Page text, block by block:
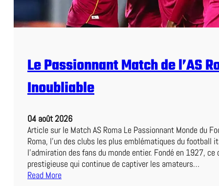
n
e
L
n
e
t
N
a
n
t
Le Passionnant Match de l’AS
Inoubliable
04 août 2026
Article sur le Match AS Roma Le Passionnant Monde du
Roma, l’un des clubs les plus emblématiques du
l’admiration des fans du monde entier. Fondé en 1927,
prestigieuse qui continue de captiver les amateurs…
Read More